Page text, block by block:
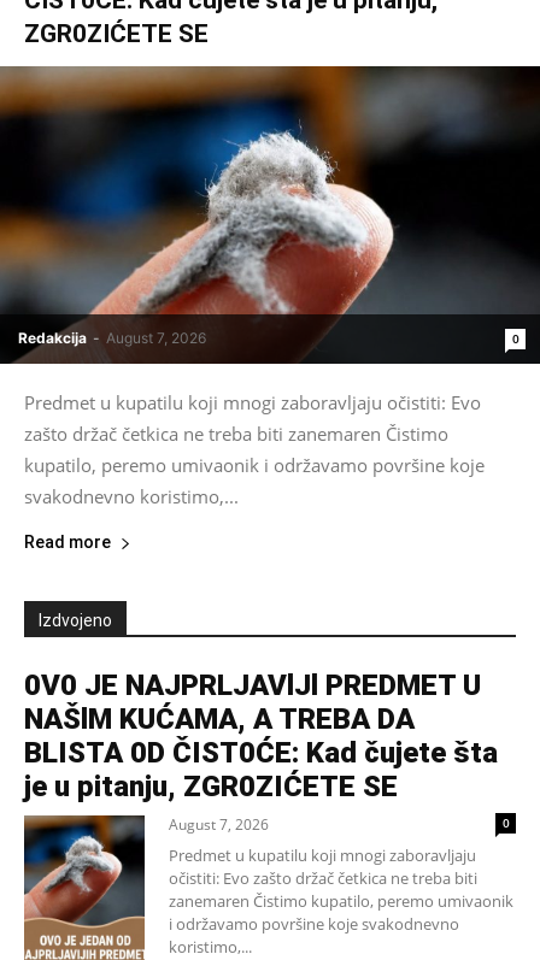
ZGR0ZIĆETE SE
Redakcija - August 7, 2026 0
Predmet u kupatilu koji mnogi zaboravljaju očistiti: Evo
zašto držač četkica ne treba biti zanemaren Čistimo
kupatilo, peremo umivaonik i održavamo površine koje
svakodnevno koristimo,...
Read more
Izdvojeno
0V0 JE NAJPRLJAVlJl PREDMET U
NAŠlM KUĆAMA, A TREBA DA
BLISTA 0D ČIST0ĆE: Kad čujete šta
je u pitanju, ZGR0ZIĆETE SE
August 7, 2026 0
Predmet u kupatilu koji mnogi zaboravljaju
očistiti: Evo zašto držač četkica ne treba biti
zanemaren Čistimo kupatilo, peremo umivaonik
i održavamo površine koje svakodnevno
koristimo,...